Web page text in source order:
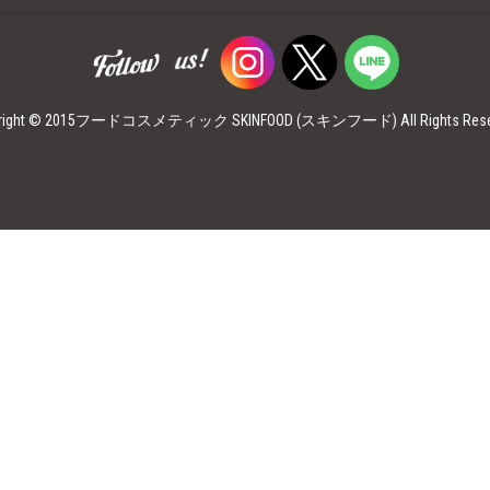
© 2015フードコスメティック SKINFOOD (スキンフード) All Rights